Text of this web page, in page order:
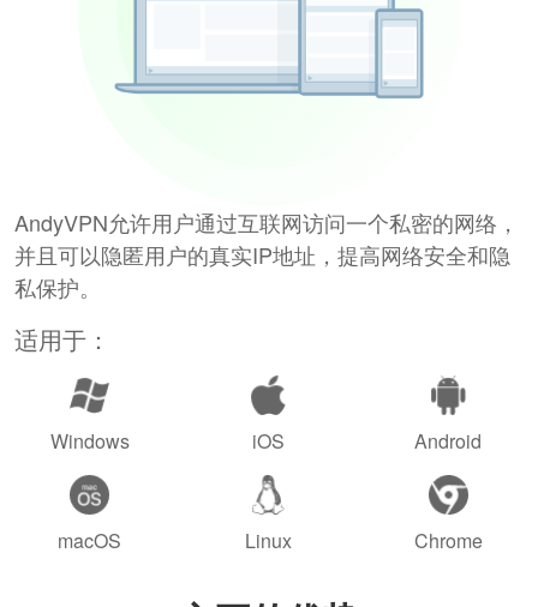
AndyVPN允许用户通过互联网访问一个私密的网络，
并且可以隐匿用户的真实IP地址，提高网络安全和隐
私保护。
适用于：
Windows iOS Android
macOS Linux Chrome